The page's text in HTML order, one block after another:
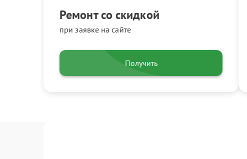
Ремонт со скидкой
при заявке на сайте
Получить